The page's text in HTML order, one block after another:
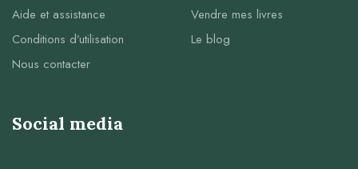
Aide et assistance
Conditions d’utilisation
Nous contacter
Vendre mes livres
Le blog
Social media